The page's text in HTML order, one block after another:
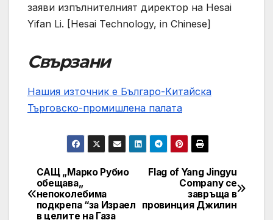
заяви изпълнителният директор на Hesai
Yifan Li. [Hesai Technology, in Chinese]
Свързани
Нашия източник е Българо-Китайска
Търговско-промишлена палaта
Post
navigation
Flag of Yang Jingyu
Company се
завръща в
провинция Джилин
САЩ „Марко Рубио
обещава„
непоколебима
подкрепа “за Израел
в целите на Газа